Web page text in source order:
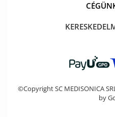
©Copyright SC MEDISONICA
by